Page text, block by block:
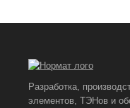
Разработка,
элементов, ТЭНов и